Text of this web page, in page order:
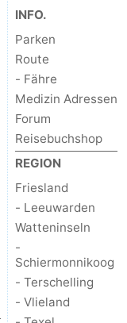
INFO.
Parken
Route
- Fähre
Medizin Adressen
Forum
Reisebuchshop
REGION
Friesland
- Leeuwarden
Watteninseln
-
Schiermonnikoog
- Terschelling
- Vlieland